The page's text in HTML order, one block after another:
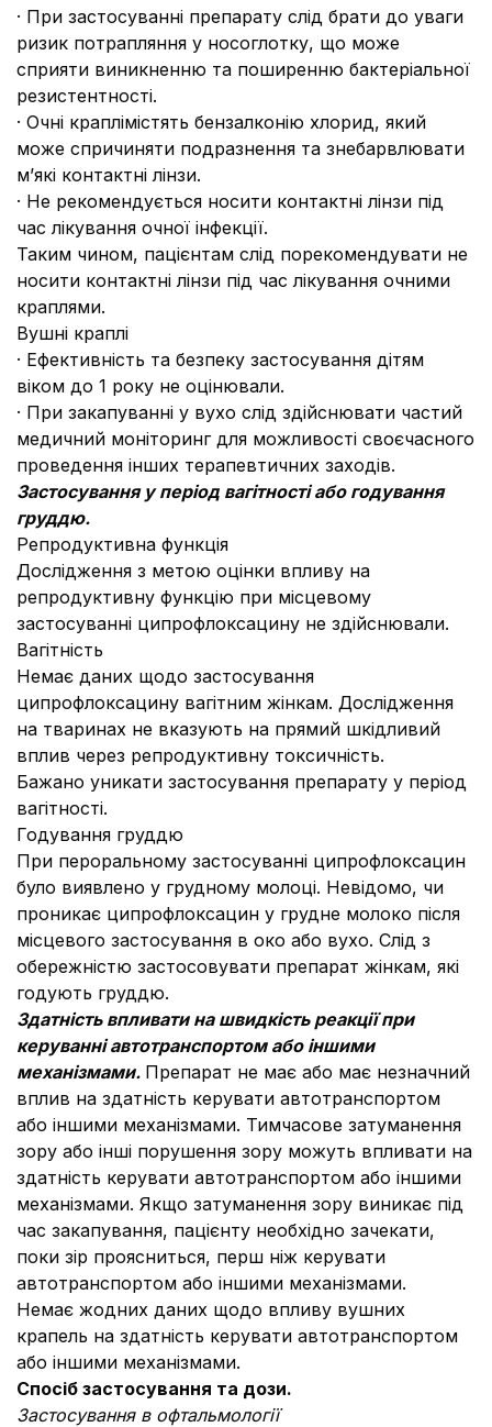
· При застосуванні препарату слід брати до уваги
ризик потрапляння у носоглотку, що може
сприяти виникненню та поширенню бактеріальної
резистентності.
· Очні краплімістять бензалконію хлорид, який
може спричиняти подразнення та знебарвлювати
м’які контактні лінзи.
· Не рекомендується носити контактні лінзи під
час лікування очної інфекції.
Таким чином, пацієнтам слід порекомендувати не
носити контактні лінзи під час лікування очними
краплями.
Вушні краплі
· Ефективність та безпеку застосування дітям
віком до 1 року не оцінювали.
· При закапуванні у вухо слід здійснювати частий
медичний моніторинг для можливості своєчасного
проведення інших терапевтичних заходів.
Застосування у період вагітності або годування
груддю.
Репродуктивна функція
Дослідження з метою оцінки впливу на
репродуктивну функцію при місцевому
застосуванні ципрофлоксацину не здійснювали.
Вагітність
Немає даних щодо застосування
ципрофлоксацину вагітним жінкам. Дослідження
на тваринах не вказують на прямий шкідливий
вплив через репродуктивну токсичність.
Бажано уникати застосування препарату у період
вагітності.
Годування груддю
При пероральному застосуванні ципрофлоксацин
було виявлено у грудному молоці. Невідомо, чи
проникає ципрофлоксацин у грудне молоко після
місцевого застосування в око або вухо. Слід з
обережністю застосовувати препарат жінкам, які
годують груддю.
Здатність впливати на швидкість реакції при
керуванні автотранспортом або іншими
механізмами. Препарат не має або має незначний
вплив на здатність керувати автотранспортом
або іншими механізмами. Тимчасове затуманення
зору або інші порушення зору можуть впливати на
здатність керувати автотранспортом або іншими
механізмами. Якщо затуманення зору виникає під
час закапування, пацієнту необхідно зачекати,
поки зір проясниться, перш ніж керувати
автотранспортом або іншими механізмами.
Немає жодних даних щодо впливу вушних
крапель на здатність керувати автотранспортом
або іншими механізмами.
Спосіб застосування та дози.
Застосування в офтальмології